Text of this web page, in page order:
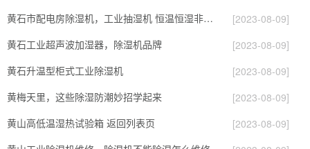
黄石市配电房除湿机，工业抽湿机 恒温恒湿非标机器
[2023-08-09]
黄石工业超声波加湿器，除湿机品牌
[2023-08-09]
黄石升温型柜式工业除湿机
[2023-08-09]
黄梅天里，这些除湿防潮妙招学起来
[2023-08-09]
黄山高低温湿热试验箱 返回列表页
[2023-08-09]